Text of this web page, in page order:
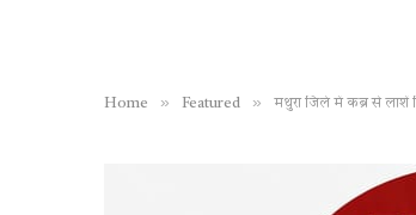
Home » Featured » मथुरा जिले में कब्र से लाशें